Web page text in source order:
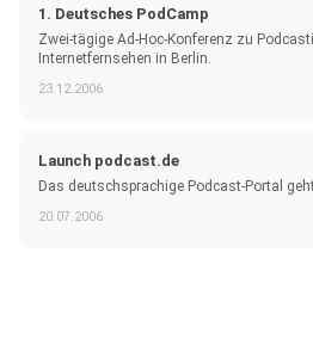
1. Deutsches PodCamp
Zwei-tägige Ad-Hoc-Konferenz zu
Internetfernsehen in Berlin.
23.12.2006
Launch podcast.de
Das deutschsprachige Podcast-Portal
20.07.2006